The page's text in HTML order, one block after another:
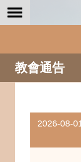
Toggle
教會通告
2026-08-01